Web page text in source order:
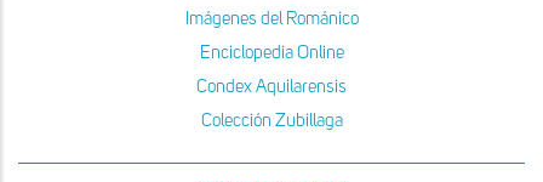
Imágenes del Románico
Enciclopedia Online
Condex Aquilarensis
Colección Zubillaga